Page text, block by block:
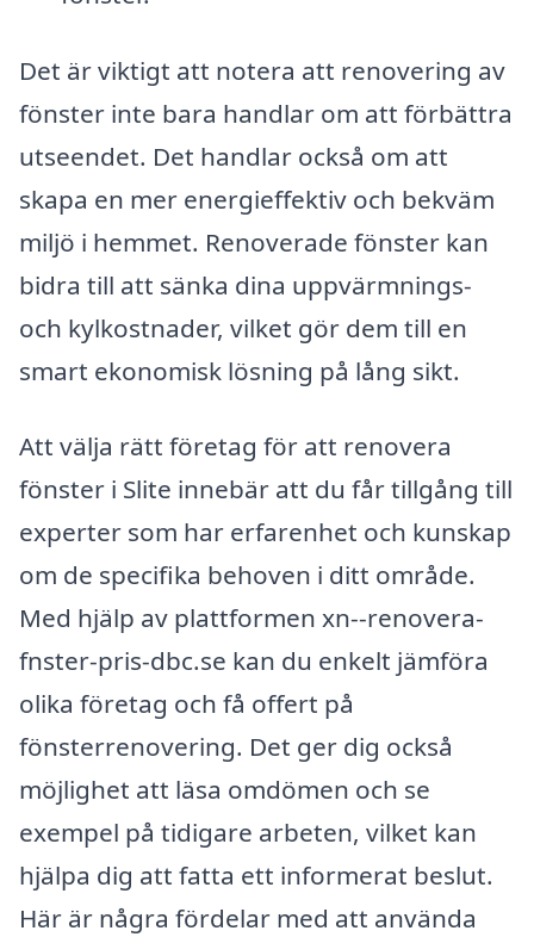
Det är viktigt att notera att renovering av
fönster inte bara handlar om att förbättra
utseendet. Det handlar också om att
skapa en mer energieffektiv och bekväm
miljö i hemmet. Renoverade fönster kan
bidra till att sänka dina uppvärmnings-
och kylkostnader, vilket gör dem till en
smart ekonomisk lösning på lång sikt.
Att välja rätt företag för att renovera
fönster i Slite innebär att du får tillgång till
experter som har erfarenhet och kunskap
om de specifika behoven i ditt område.
Med hjälp av plattformen xn--renovera-
fnster-pris-dbc.se kan du enkelt jämföra
olika företag och få offert på
fönsterrenovering. Det ger dig också
möjlighet att läsa omdömen och se
exempel på tidigare arbeten, vilket kan
hjälpa dig att fatta ett informerat beslut.
Här är några fördelar med att använda